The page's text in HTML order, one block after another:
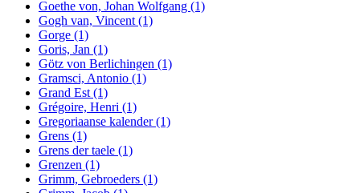
Goethe von, Johan Wolfgang (1)
Gogh van, Vincent (1)
Gorge (1)
Goris, Jan (1)
Götz von Berlichingen (1)
Gramsci, Antonio (1)
Grand Est (1)
Grégoire, Henri (1)
Gregoriaanse kalender(1)
Grens (1)
Grens der taele (1)
Grenzen (1)
Grimm, Gebroeders (1)